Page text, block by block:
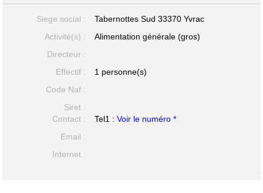
Siege social : Tabernottes Sud33370 Yvrac
Activité(s) :
Alimentation générale (gros)
Directeur :
Effectif :
1 personne(s)
Code Naf :
Siret :
Contact :
Tel1 :Voir le numéro *
Email :
Internet :
-